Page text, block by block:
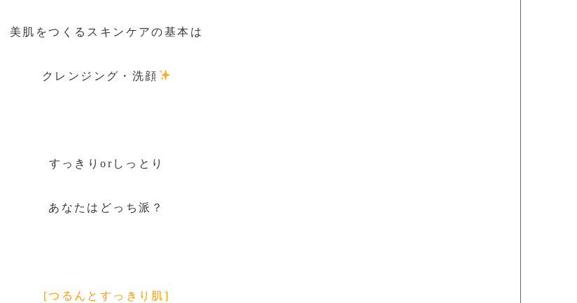
美肌をつくるスキンケアの基本は
クレンジング・洗顔
すっきりorしっとり
あなたはどっち派？
[つるんとすっきり肌]